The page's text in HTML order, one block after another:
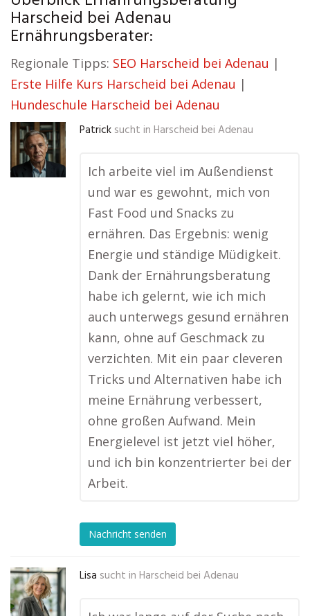
Harscheid bei Adenau
Ernährungsberater:
Regionale Tipps: SEO Harscheid bei Adenau |
Erste Hilfe Kurs Harscheid bei Adenau |
Hundeschule Harscheid bei Adenau
Patrick sucht in Harscheid bei Adenau
Ich arbeite viel im Außendienst
und war es gewohnt, mich von
Fast Food und Snacks zu
ernähren. Das Ergebnis: wenig
Energie und ständige Müdigkeit.
Dank der Ernährungsberatung
habe ich gelernt, wie ich mich
auch unterwegs gesund ernähren
kann, ohne auf Geschmack zu
verzichten. Mit ein paar cleveren
Tricks und Alternativen habe ich
meine Ernährung verbessert,
ohne großen Aufwand. Mein
Energielevel ist jetzt viel höher,
und ich bin konzentrierter bei der
Arbeit.
Nachricht senden
Lisa sucht in Harscheid bei Adenau